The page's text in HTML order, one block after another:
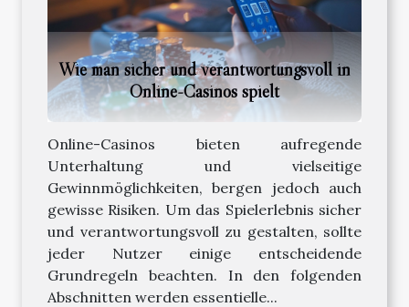
Wie man sicher und verantwortungsvoll in
Online-Casinos spielt
Online-Casinos bieten aufregende
Unterhaltung und vielseitige
Gewinnmöglichkeiten, bergen jedoch auch
gewisse Risiken. Um das Spielerlebnis sicher
und verantwortungsvoll zu gestalten, sollte
jeder Nutzer einige entscheidende
Grundregeln beachten. In den folgenden
Abschnitten werden essentielle...